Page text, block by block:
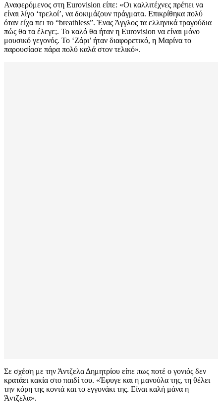
Αναφερόμενος στη Eurovision είπε: «Οι καλλιτέχνες πρέπει να
είναι λίγο ‘τρελοί’, να δοκιμάζουν πράγματα. Επικρίθηκα πολύ
όταν είχα πει το “breathless”. Ένας Άγγλος τα ελληνικά τραγούδια
πώς θα τα έλεγε;. Το καλό θα ήταν η Eurovision να είναι μόνο
μουσικό γεγονός. Το ‘Ζάρι’ ήταν διαφορετικό, η Μαρίνα το
παρουσίασε πάρα πολύ καλά στον τελικό».
Σε σχέση με την Άντζελα Δημητρίου είπε πως ποτέ ο γονιός δεν
κρατάει κακία στο παιδί του. «Έφυγε και η μανούλα της, τη θέλει
την κόρη της κοντά και το εγγονάκι της. Είναι καλή μάνα η
Άντζελα».